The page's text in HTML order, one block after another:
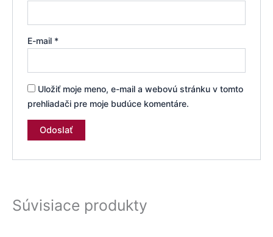
E-mail *
Uložiť moje meno, e-mail a webovú stránku v tomto
prehliadači pre moje budúce komentáre.
Súvisiace produkty